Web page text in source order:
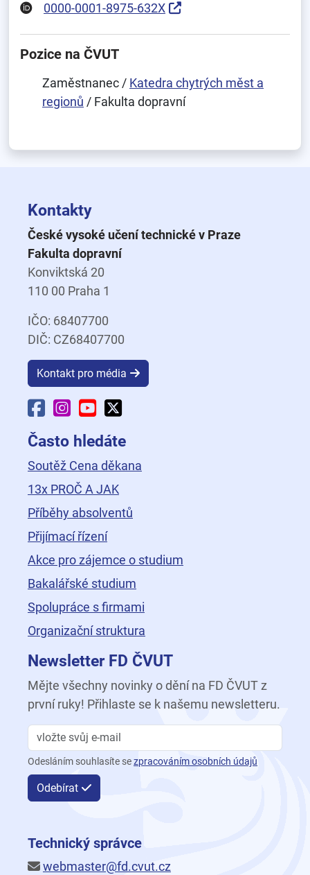
0000-0001-8975-632X
Pozice na ČVUT
Zaměstnanec / Katedra chytrých měst a
regionů / Fakulta dopravní
Kontakty
České vysoké učení technické v Praze
Fakulta dopravní
Konviktská 20
110 00 Praha 1
IČO: 68407700
DIČ: CZ68407700
Kontakt pro média
Facebook Fakulty dopravní
Instagram Fakulty dopravní
YouTube Fakulty dopravní
Často hledáte
Soutěž Cena děkana
13x PROČ A JAK
Příběhy absolventů
Přijímací řízení
Akce pro zájemce o studium
Bakalářské studium
Spolupráce s firmami
Organizační struktura
Newsletter FD ČVUT
Mějte všechny novinky o dění na FD ČVUT z
první ruky! Přihlaste se k našemu newsletteru.
Odesláním souhlasíte sezpracováním osobních údajů
Odebírat
Technický správce
webmaster@fd.cvut.cz